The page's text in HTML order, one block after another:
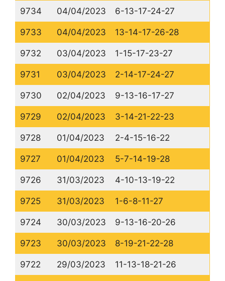
9734 04/04/2023 6-13-17-24-27
9733 04/04/2023 13-14-17-26-28
9732 03/04/2023 1-15-17-23-27
9731 03/04/2023 2-14-17-24-27
9730 02/04/2023 9-13-16-17-27
9729 02/04/2023 3-14-21-22-23
9728 01/04/2023 2-4-15-16-22
9727 01/04/2023 5-7-14-19-28
9726 31/03/2023 4-10-13-19-22
9725 31/03/2023 1-6-8-11-27
9724 30/03/2023 9-13-16-20-26
9723 30/03/2023 8-19-21-22-28
9722 29/03/2023 11-13-18-21-26